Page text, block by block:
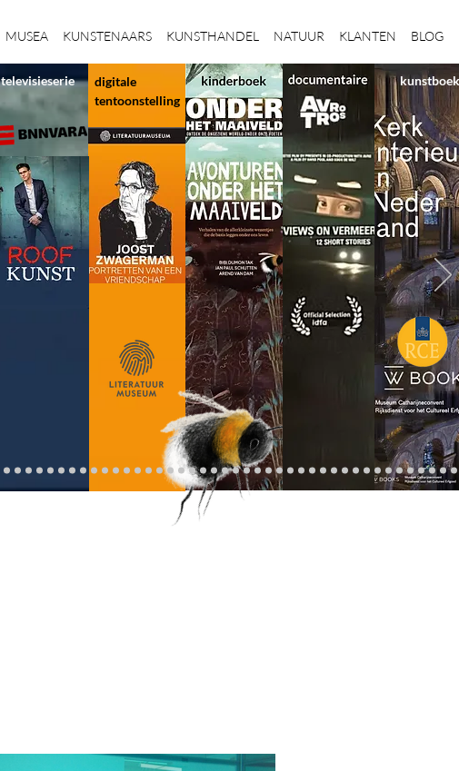
MUSEA KUNSTENAARS KUNSTHANDEL NATUUR KLANTEN BLOG
digitale
tentoonstelling
televisieserie kunstboek